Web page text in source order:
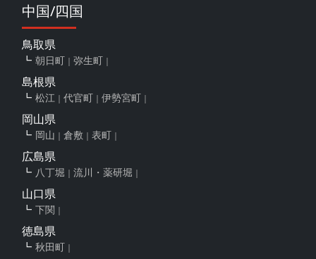
中国/四国
鳥取県
朝日町 弥生町
島根県
松江 代官町 伊勢宮町
岡山県
岡山 倉敷 表町
広島県
八丁堀 流川・薬研堀
山口県
下関
徳島県
秋田町